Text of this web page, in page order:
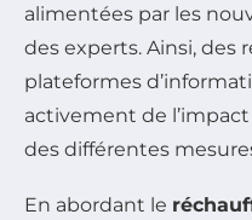
alimentées par les
des experts. Ainsi, des
plateformes
activement de
des différentes
En abordant le